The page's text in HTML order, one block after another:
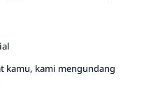
kamu, kami mengundang